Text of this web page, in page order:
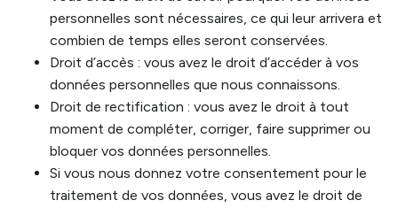
personnelles sont nécessaires, ce qui leur arrivera et
combien de temps elles seront conservées.
Droit d’accès : vous avez le droit d’accéder à vos
données personnelles que nous connaissons.
Droit de rectification : vous avez le droit à tout
moment de compléter, corriger, faire supprimer ou
bloquer vos données personnelles.
Si vous nous donnez votre consentement pour le
traitement de vos données, vous avez le droit de